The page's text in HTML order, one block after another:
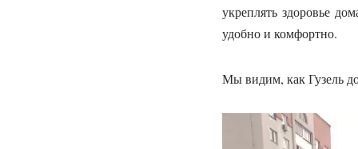
укреплять здоровье
удобно и комфортно.
Мы видим, как Гузель